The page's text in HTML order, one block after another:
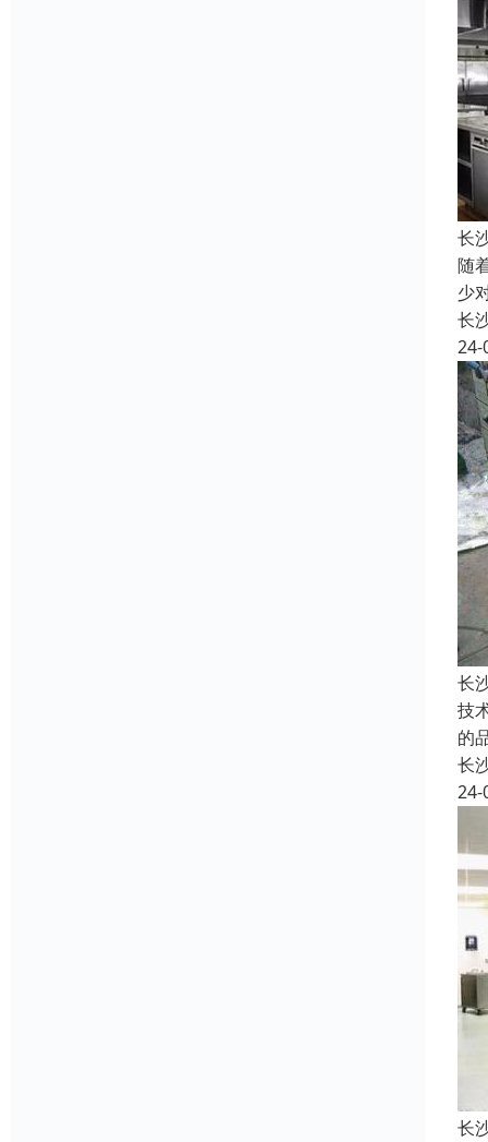
长
随
少
长
24-
长
技
的
长
24-
长